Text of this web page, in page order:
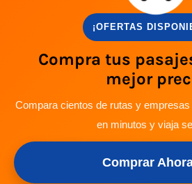
¡OFERTAS
Compra tus
mejor
Compara cientos de rutas y
en minutos y viaja
Comprar